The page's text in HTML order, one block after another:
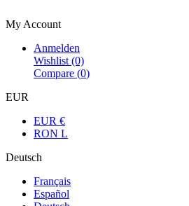
My Account
Anmelden
Wishlist (0)
Compare (0)
EUR
EUR €
RON L
Deutsch
Français
Español